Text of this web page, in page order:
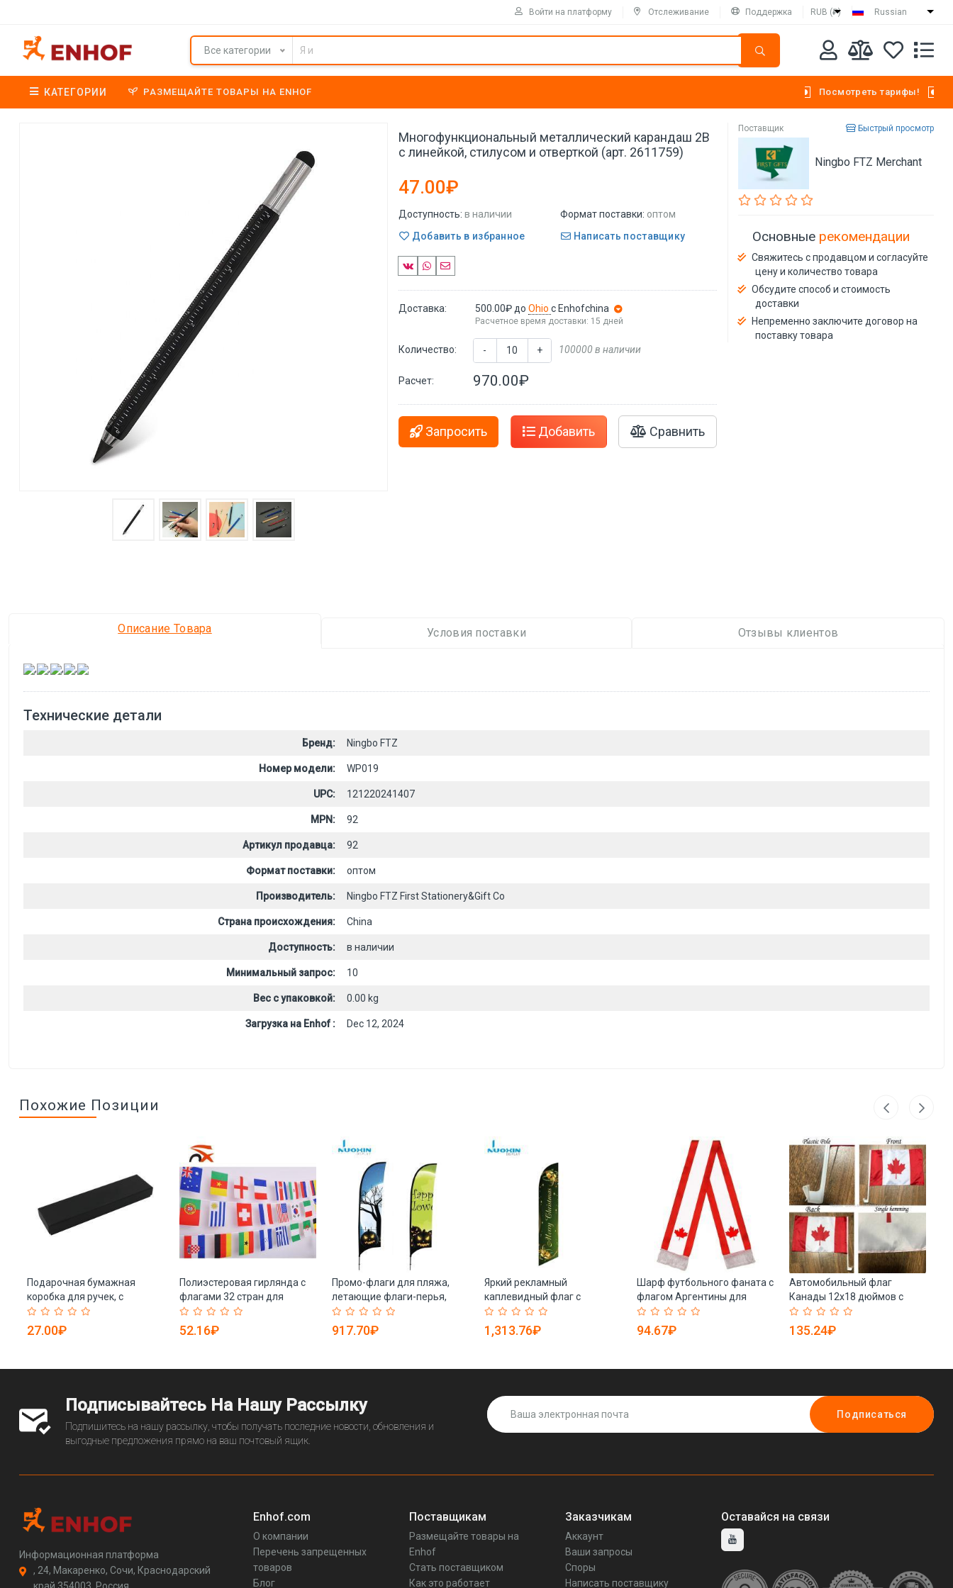
Войти на платформу Отслеживание Поддержка RUB (₽) Russian
Все категории
КАТЕГОРИИ РАЗМЕЩАЙТЕ ТОВАРЫ НА ENHOF Посмотреть тарифы!
Многофункциональный металлический карандаш 2B
с линейкой, стилусом и отверткой (арт. 2611759)
47.00₽
Доступность: в наличии Формат поставки: оптом
Добавить в избранное
Написать поставщику
Доставка: 500.00₽ доOhioс Enhofchina
Расчетное время доставки: 15 дней
Количество: - + 100000 в наличии
Расчет: 970.00₽
Запросить Добавить Сравнить
Поставщик Быстрый просмотр
Ningbo FTZ Merchant
Основные рекомендации
Свяжитесь с продавцом и согласуйте
цену и количество товара
Обсудите способ и стоимость
доставки
Непременно заключите договор на
поставку товара
Описание Товара Условия поставки Отзывы клиентов
, , , ,
Технические детали
Бренд: Ningbo FTZ
Номер модели: WP019
UPC: 121220241407
MPN: 92
Артикул продавца: 92
Формат поставки: оптом
Производитель: Ningbo FTZ First Stationery&Gift Co
Страна происхождения: China
Доступность: в наличии
Минимальный запрос: 10
Вес с упаковкой: 0.00 kg
Загрузка на Enhof : Dec 12, 2024
Похожие Позиции
Подарочная бумажная
коробка для ручек, с
персонализированным
логотипом (арт. 2611736)
27.00₽
Полиэстеровая гирлянда с
флагами 32 стран для
футбольных фанатов (арт.
21102858)
52.16₽
Промо-флаги для пляжа,
летающие флаги-перья,
декор для улицы (арт.
21102962)
917.70₽
Яркий рекламный
каплевидный флаг с
печатью, пляжный перьевой
флаг (арт. 21102964)
1,313.76₽
Шарф футбольного фаната с
флагом Аргентины для
матчей 2022 года (арт.
21102693)
94.67₽
Автомобильный флаг
Канады 12x18 дюймов с
цифровой печатью (арт.
21102825)
135.24₽
Подписывайтесь На Нашу Рассылку
Подпишитесь на нашу рассылку, чтобы получать последние новости, обновления и
выгодные предложения прямо на ваш почтовый ящик.
Подписаться
Информационная платформа
, 24, Макаренко, Сочи, Краснодарский
край 354003, Россия
Enhof.com
О компании
Перечень запрещенных
товаров
Блог
Поставщикам
Размещайте товары на
Enhof
Стать поставщиком
Как это работает
Заказчикам
Аккаунт
Ваши запросы
Споры
Написать поставщику
Оставайся на связи